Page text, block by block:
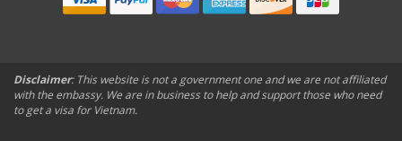
Disclaimer: This website is not a government one and we are not affiliated
with the embassy. We are in business to help and support those who need
to get a visa for Vietnam.